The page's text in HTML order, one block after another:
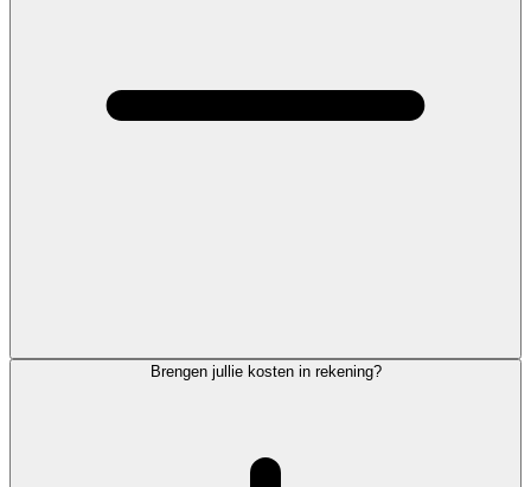
Brengen jullie kosten in rekening?